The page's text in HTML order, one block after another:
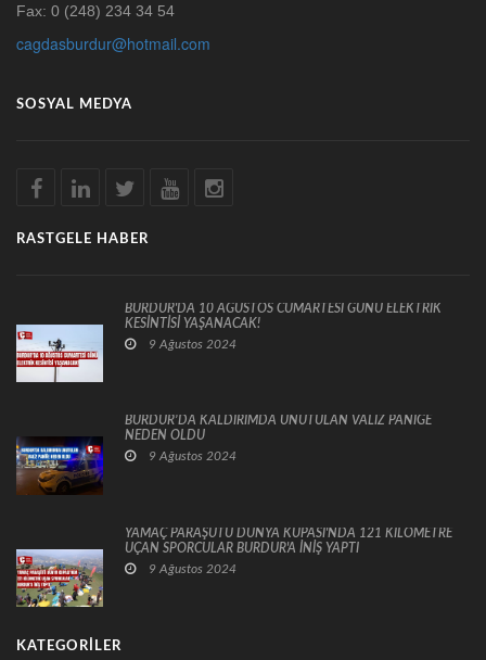
Fax: 0 (248) 234 34 54
cagdasburdur@hotmail.com
SOSYAL MEDYA
RASTGELE HABER
BURDUR'DA 10 AĞUSTOS CUMARTESİ GÜNÜ ELEKTRİK
KESİNTİSİ YAŞANACAK!
9 Ağustos 2024
BURDUR’DA KALDIRIMDA UNUTULAN VALİZ PANİĞE
NEDEN OLDU
9 Ağustos 2024
YAMAÇ PARAŞÜTÜ DÜNYA KUPASI'NDA 121 KİLOMETRE
UÇAN SPORCULAR BURDUR'A İNİŞ YAPTI
9 Ağustos 2024
KATEGORILER